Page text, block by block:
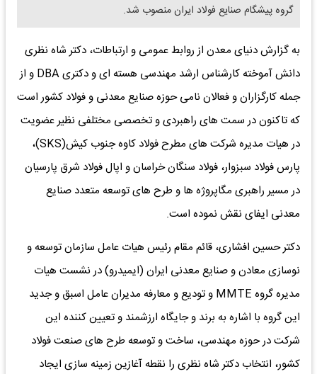
گروه پیشگام صنایع فولاد ایران منصوب شد.
به گزارش دنیای معدن از روابط عمومی و ارتباطات، دکتر شاه نظری
دانش آموخته کارشناس ارشد مهندسی هسته ای و دکتری DBA و از
جمله کارگزاران و فعالان نامی حوزه صنایع معدنی و فولاد کشور است
که تاکنون در سمت های راهبردی و تخصصی مختلفی نظیر عضویت
در هیات مدیره شرکت های مطرح فولاد کاوه جنوب کیش(SKS)،
پارس فولاد سبزوار، فولاد سنگان خراسان و اپال فولاد شرق پارسیان
در مسیر راهبری مگاپروژه ها و طرح های توسعه متعدد صنایع
معدنی ایفای نقش نموده است.
دکتر حسین افشاری، قائم مقام رئیس هیات عامل سازمان توسعه و
نوسازی معادن و صنایع معدنی ایران (ایمیدرو) در نشست هیات
مدیره گروه MMTE و تودیع و معارفه مدیران عامل اسبق و جدید
این گروه با اشاره به برند و جایگاه ارزشمند و تعیین کننده این
شرکت در حوزه مهندسی، ساخت و توسعه طرح های صنعت فولاد
کشور، انتخاب دکتر شاه نظری را نقطه آغازین زمینه سازی ایجاد